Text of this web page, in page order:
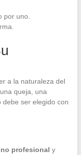
por uno.
a la naturaleza del
queja, una
debe ser elegido con
profesional y